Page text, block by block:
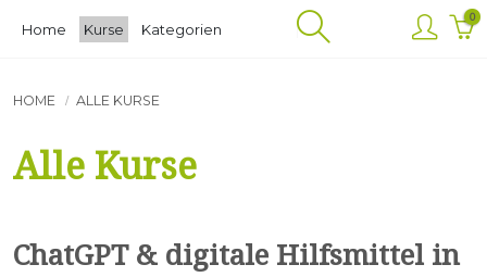
springen
Home Kurse Kategorien
0
HOME ALLE KURSE
Alle Kurse
ChatGPT & digitale Hilfsmittel in